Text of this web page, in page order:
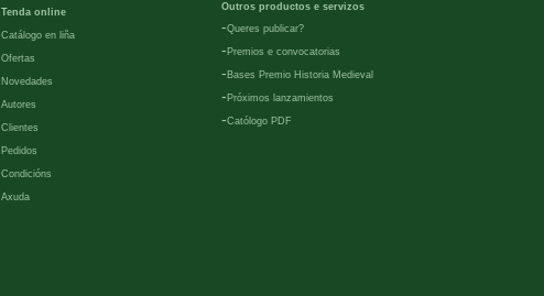
Tenda online
Catálogo en liña
Ofertas
Novedades
Autores
Clientes
Pedidos
Condicións
Axuda
Outros productos e servizos
-Queres publicar?
- Premios e convocatorias
- Bases Premio Historia Medieval
- Próximos lanzamientos
-Católogo PDF